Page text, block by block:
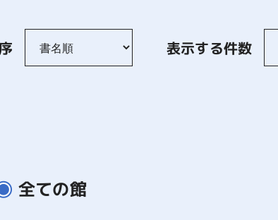
表示する件数
全ての館